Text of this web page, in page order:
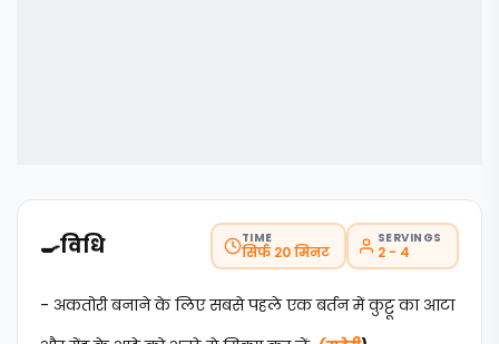
🍳विधि TIME
सिर्फ 20 मिनट
SERVINGS
2 - 4
- अकतोरी बनाने के लिए सबसे पहले एक बर्तन में कुट्टू का आटा